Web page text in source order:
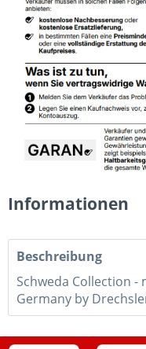
Informationen
Beschreibung
Schweda Collection -
Germany by